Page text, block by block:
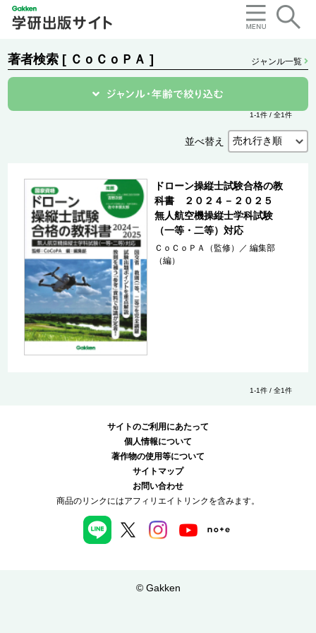
著者検索 [ ＣｏＣｏＰＡ ] ジャンル一覧
1-1件 / 全1件
並べ替え
ドローン操縦士試験合格の教
科書 ２０２４－２０２５
無人航空機操縦士学科試験
（一等・二等）対応
ＣｏＣｏＰＡ（監修） ／編集部
（編）
1-1件 / 全1件
サイトのご利用にあたって
個人情報について
著作物の使用等について
サイトマップ
お問い合わせ
商品のリンクにはアフィリエイトリンクを含みます。
© Gakken